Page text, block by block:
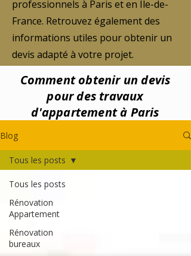
professionnels à Paris et en Île-de-
France. Retrouvez également des
informations utiles pour obtenir un
devis adapté à votre projet.
Comment obtenir un devis
pour des travaux
d'appartement à Paris
Blog
Tous les posts
Rénovation
Appartement
Rénovation
bureaux
Tous les posts